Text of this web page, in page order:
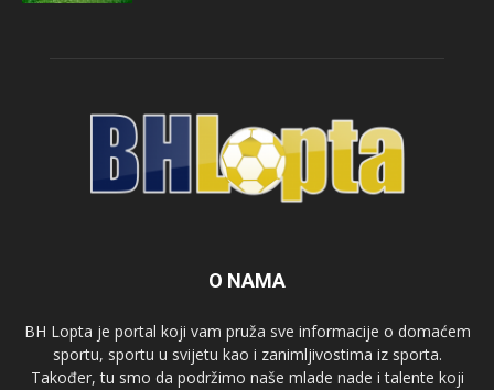
O NAMA
BH Lopta je portal koji vam pruža sve informacije o domaćem
sportu, sportu u svijetu kao i zanimljivostima iz sporta.
Također, tu smo da podržimo naše mlade nade i talente koji